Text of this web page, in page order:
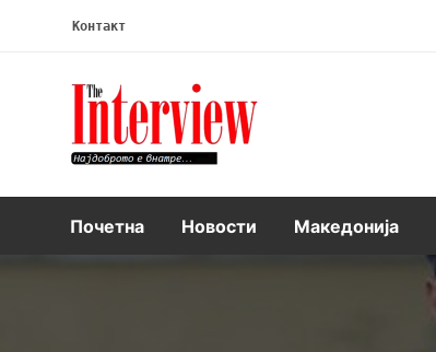
Контакт
Интервју
Почетна Новости Македонија